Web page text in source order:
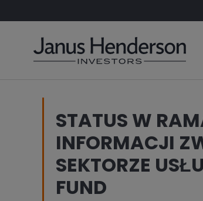
STATUS W
INFORMACJI
SEKTORZE
FUND